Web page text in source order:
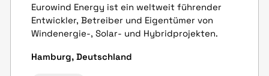
Eurowind Energy ist ein weltweit führender
Entwickler, Betreiber und Eigentümer von
Windenergie-, Solar- und Hybridprojekten.
Hamburg, Deutschland